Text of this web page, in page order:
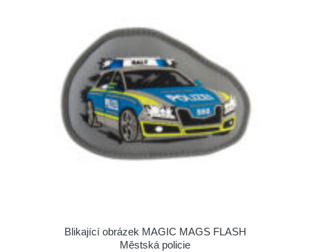
Blikající obrázek MAGIC MAGS FLASH
Městská policie